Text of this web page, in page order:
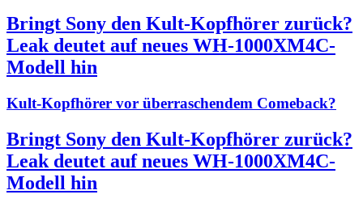
Bringt Sony den Kult-Kopfhörer zurück?
Leak deutet auf neues WH-1000XM4C-
Modell hin
Kult-Kopfhörer vor überraschendem Comeback?
Bringt Sony den Kult-Kopfhörer zurück?
Leak deutet auf neues WH-1000XM4C-
Modell hin